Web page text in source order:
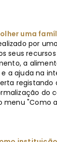
uma
por
seus
a
a ajuda na
do
"Como